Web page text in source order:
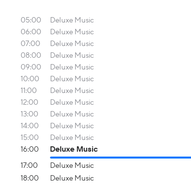
05:00
Deluxe Music
06:00
Deluxe Music
07:00
Deluxe Music
08:00
Deluxe Music
09:00
Deluxe Music
10:00
Deluxe Music
11:00
Deluxe Music
12:00
Deluxe Music
13:00
Deluxe Music
14:00
Deluxe Music
15:00
Deluxe Music
16:00
Deluxe Music
17:00
Deluxe Music
18:00
Deluxe Music